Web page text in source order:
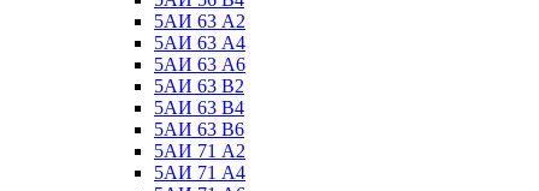
5АИ 63 А2
5АИ 63 А4
5АИ 63 А6
5АИ 63 В2
5АИ 63 В4
5АИ 63 В6
5АИ 71 А2
5АИ 71 А4